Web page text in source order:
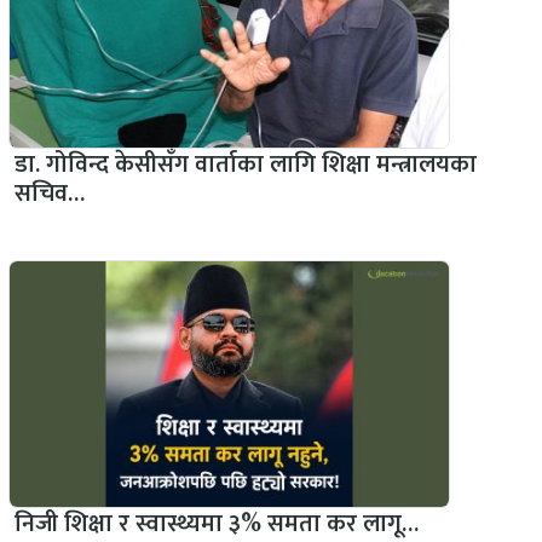
डा. गोविन्द केसीसँग वार्ताका लागि शिक्षा मन्त्रालयका
सचिव…
निजी शिक्षा र स्वास्थ्यमा ३% समता कर लागू…